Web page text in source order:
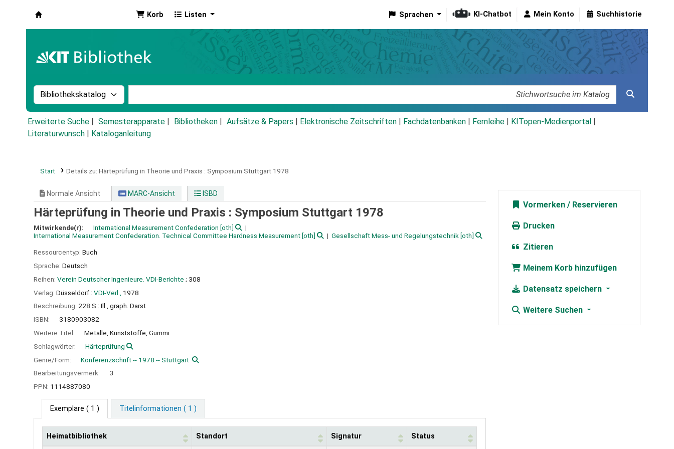
Korb Listen Sprachen KI-Chatbot Mein Konto Suchhistorie
Suche im Katalog nach:
Erweiterte Suche Semesterapparate Bibliotheken Aufsätze & Papers Elektronische Zeitschriften Fachdatenbanken Fernleihe KITopen-Medienportal
Literaturwunsch
Kataloganleitung
Start Details zu: Härteprüfung in Theorie und Praxis : Symposium Stuttgart 1978
Normale Ansicht MARC-Ansicht ISBD
Härteprüfung in Theorie und Praxis : Symposium Stuttgart 1978
Mitwirkende(r): International Measurement Confederation [oth]
International Measurement Confederation. Technical Committee Hardness Measurement [oth] Gesellschaft Mess- und Regelungstechnik[oth]
Ressourcentyp: Buch
Sprache: Deutsch
Reihen: Verein Deutscher Ingenieure. VDI-Berichte ; 308
Verlag: Düsseldorf : VDI-Verl.,
1978
Beschreibung: 228 S : Ill., graph. Darst
ISBN:
3180903082
Weitere Titel:
Metalle, Kunststoffe, Gummi
Schlagwörter:
Härteprüfung
Genre/Form:
Konferenzschrift -- 1978 -- Stuttgart
Bearbeitungsvermerk:
3
PPN: 1114887080
Exemplare ( 1 ) Titelinformationen ( 1 )
Heimatbibliothek Standort Signatur Status
Vormerken
Drucken
Zitieren
Meinem Korb hinzufügen
Datensatz speichern
Weitere Suchen